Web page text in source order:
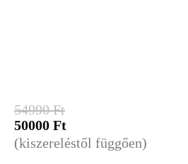
54990Ft
Original
price
was:
54990 Ft.
50000 Ft
Current
price
is:
50000 Ft.
(kiszereléstől függően)